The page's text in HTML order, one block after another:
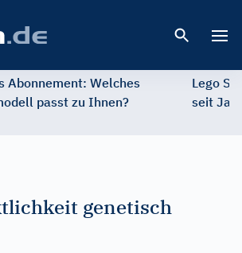
Abonnement: Welches
passt zu Ihnen?
Lego
seit
genetisch